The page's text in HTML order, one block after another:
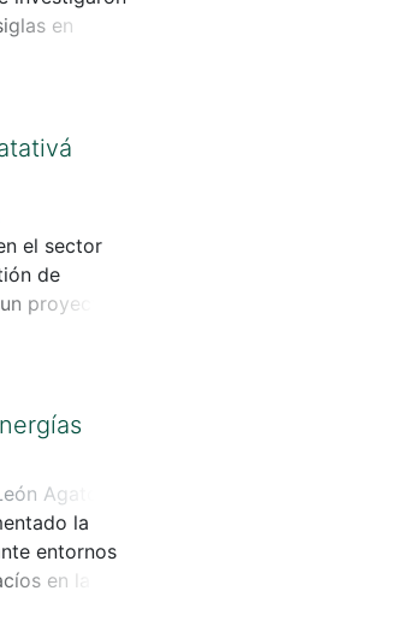
en
lógico
el sector
de
proyecto de
y el
Agaton ,
la
entornos
en la